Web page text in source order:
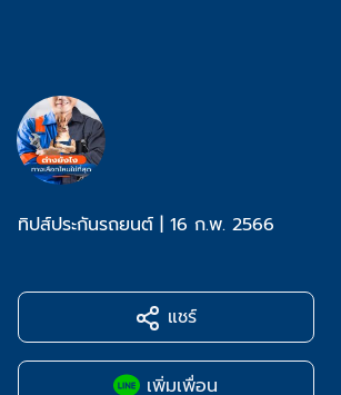
ทิปส์ประกันรถยนต์ | 16 ก.พ. 2566
แชร์
เพิ่มเพื่อน